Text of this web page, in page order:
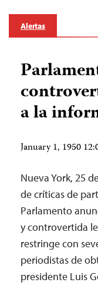
Alertas
a la
January 1, 1950
Nueva York, 25
de críticas de
Parlamento
y controvertida
restringe con
periodistas de
presidente Luis